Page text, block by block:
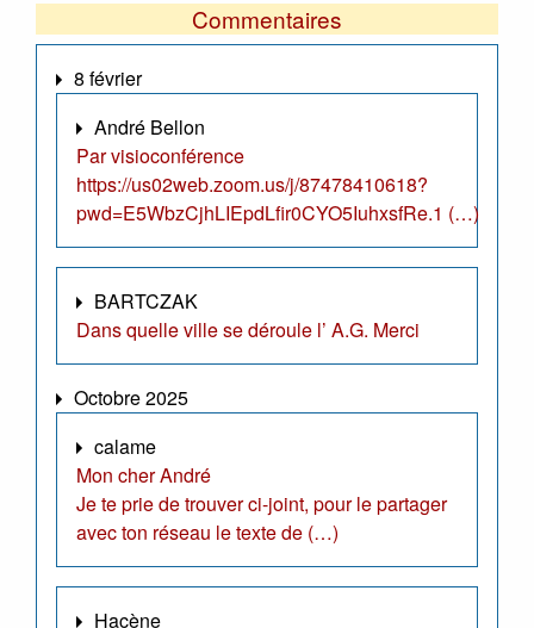
Commentaires
8 février
André Bellon
Par visioconférence
https://us02web.zoom.us/j/87478410618?
pwd=E5WbzCjhLIEpdLfir0CYO5IuhxsfRe.1 (…)
BARTCZAK
Dans quelle ville se déroule l’ A.G. Merci
Octobre 2025
calame
Mon cher André
Je te prie de trouver ci-joint, pour le partager
avec ton réseau le texte de (…)
Hacène